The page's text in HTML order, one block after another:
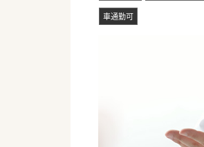
車通勤可